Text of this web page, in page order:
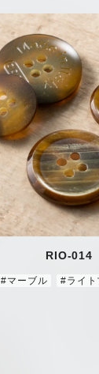
RIO-014
#マーブル #ライ